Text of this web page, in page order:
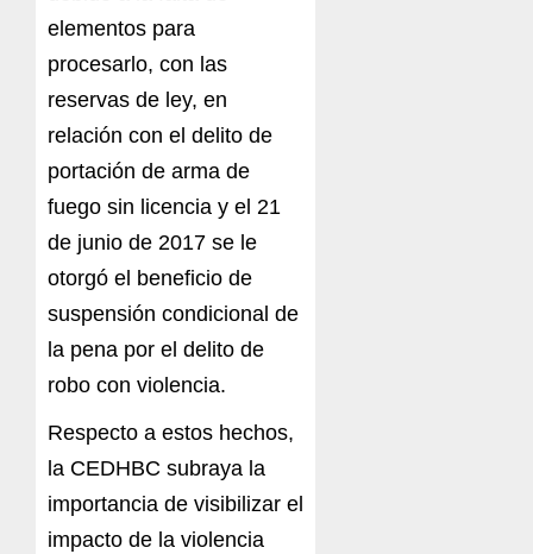
elementos para
procesarlo, con las
reservas de ley, en
relación con el delito de
portación de arma de
fuego sin licencia y el 21
de junio de 2017 se le
otorgó el beneficio de
suspensión condicional de
la pena por el delito de
robo con violencia.
Respecto a estos hechos,
la CEDHBC subraya la
importancia de visibilizar el
impacto de la violencia